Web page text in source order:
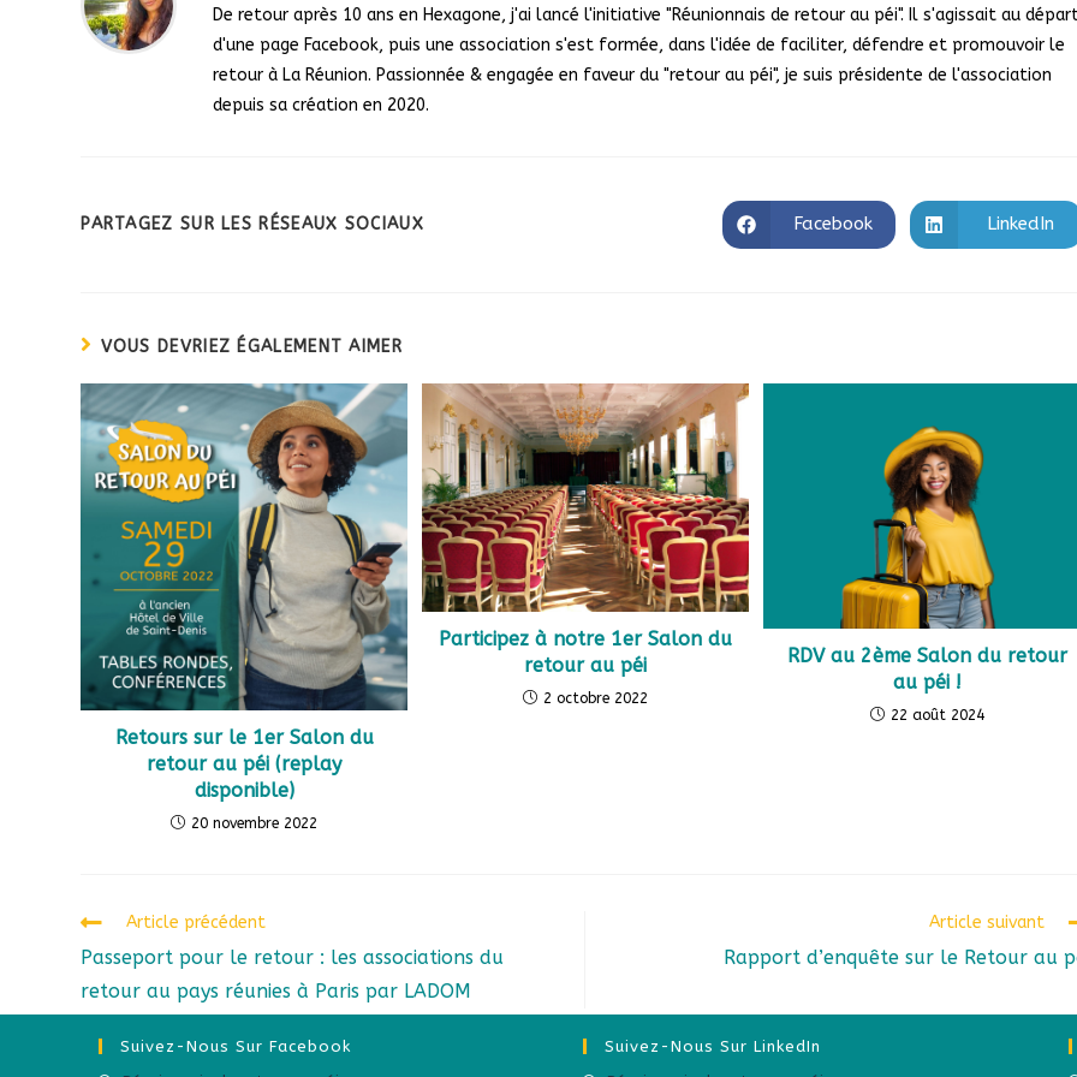
De retour après 10 ans en Hexagone, j'ai lancé l'initiative "Réunionnais de retour au péi". Il s'agissait au
d'une page Facebook, puis une association s'est formée, dans l'idée de faciliter, défendre et promouvoir le
retour à La Réunion. Passionnée & engagée en faveur du "retour au péi", je suis présidente de l'association
depuis sa création en 2020.
PARTAGEZ SUR LES RÉSEAUX SOCIAUX Facebook LinkedIn
VOUS DEVRIEZ ÉGALEMENT AIMER
Retours sur le 1er Salon du
retour au péi (replay
disponible)
20 novembre 2022
Participez à notre 1er Salon du
retour au péi
2 octobre 2022
RDV au 2ème Salon du retour
au péi !
22 août 2024
Article précédent
Passeport pour le retour : les associations du
retour au pays réunies à Paris par LADOM
Article suivant
Rapport d’enquête sur le Retour au
Suivez-Nous Sur Facebook
Suivez-Nous Sur LinkedIn